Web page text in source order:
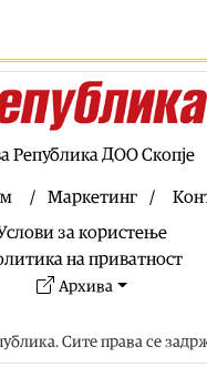
на одмор во
14-годишно девојче
што девојчето не
картели испраќаат
да се борат со дронови
Иранските такси
Теснец се
Република ДОО Скопје
Маркетинг
за користење
на приватност
Архива
Сите права се